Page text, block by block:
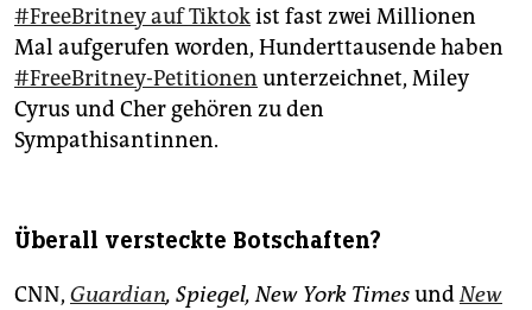
#FreeBritney auf Tiktokist fast zwei Millionen
Mal aufgerufen worden, Hunderttausende haben
#FreeBritney-Petitionen unterzeichnet, Miley
Cyrus und Cher gehören zu den
Sympathisantinnen.
Überall versteckte Botschaften?
CNN, Guardian, Spiegel, New York TimesundNew